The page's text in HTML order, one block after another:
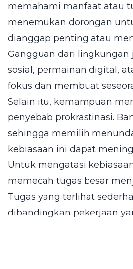
memahami manfaat atau
menemukan dorongan
dianggap penting atau
Gangguan dari lingkungan
sosial, permainan digital,
fokus dan membuat
Selain itu, kemampuan
penyebab prokrastinasi.
sehingga memilih
kebiasaan ini dapat
Untuk mengatasi
memecah tugas besar
Tugas yang terlihat
dibandingkan pekerjaan